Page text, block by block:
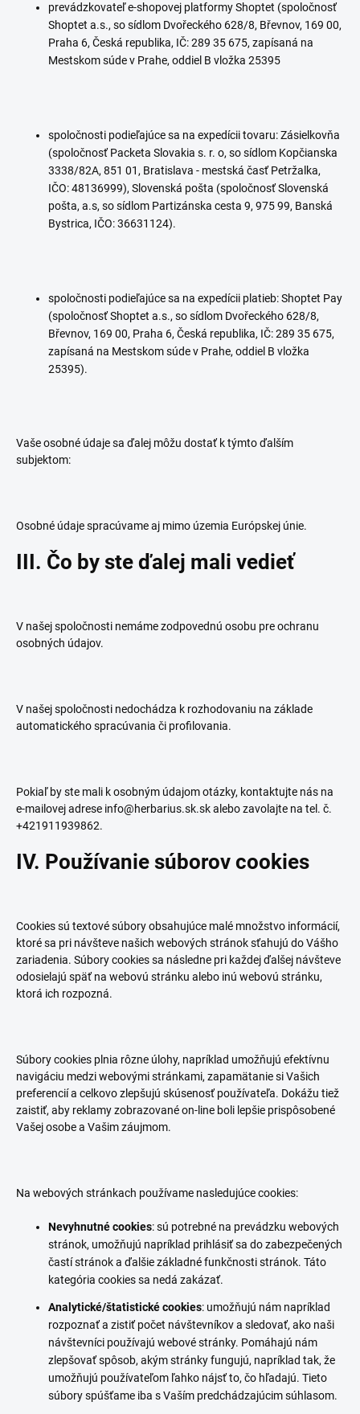
prevádzkovateľ e-shopovej platformy Shoptet (spoločnosť
Shoptet a.s., so sídlom Dvořeckého 628/8, Břevnov, 169 00,
Praha 6, Česká republika, IČ: 289 35 675, zapísaná na
Mestskom súde v Prahe, oddiel B vložka 25395
spoločnosti podieľajúce sa na expedícii tovaru:Zásielkovňa
(spoločnosť Packeta Slovakia s. r. o, so sídlom Kopčianska
3338/82A, 851 01, Bratislava - mestská časť Petržalka,
IČO: 48136999), Slovenská pošta (spoločnosť Slovenská
pošta, a.s, so sídlom Partizánska cesta 9, 975 99, Banská
Bystrica, IČO: 36631124).
spoločnosti podieľajúce sa na expedícii platieb: Shoptet Pay
(spoločnosť Shoptet a.s., so sídlom Dvořeckého 628/8,
Břevnov, 169 00, Praha 6, Česká republika, IČ: 289 35 675,
zapísaná na Mestskom súde v Prahe, oddiel B vložka
25395).
Vaše osobné údaje sa ďalej môžu dostať k týmto ďalším
subjektom:
Osobné údaje spracúvame aj mimo územia Európskej únie.
III. Čo by ste ďalej mali vedieť
V našej spoločnosti nemáme zodpovednú osobu pre ochranu
osobných údajov.
V našej spoločnosti nedochádza k rozhodovaniu na základe
automatického spracúvania či profilovania.
Pokiaľ by ste mali k osobným údajom otázky, kontaktujte nás na
e-mailovej adrese info@herbarius.sk.sk alebo zavolajte na tel. č.
+421911939862.
IV. Používanie súborov cookies
Cookies sú textové súbory obsahujúce malé množstvo informácií,
ktoré sa pri návšteve našich webových stránok sťahujú do Vášho
zariadenia. Súbory cookies sa následne pri každej ďalšej návšteve
odosielajú späť na webovú stránku alebo inú webovú stránku,
ktorá ich rozpozná.
Súbory cookies plnia rôzne úlohy, napríklad umožňujú efektívnu
navigáciu medzi webovými stránkami, zapamätanie si Vašich
preferencií a celkovo zlepšujú skúsenosť používateľa. Dokážu tiež
zaistiť, aby reklamy zobrazované on-line boli lepšie prispôsobené
Vašej osobe a Vašim záujmom.
Na webových stránkach používame nasledujúce cookies:
Nevyhnutné cookies: sú potrebné na prevádzku webových
stránok, umožňujú napríklad prihlásiť sa do zabezpečených
častí stránok a ďalšie základné funkčnosti stránok. Táto
kategória cookies sa nedá zakázať.
Analytické/štatistické cookies: umožňujú nám napríklad
rozpoznať a zistiť počet návštevníkov a sledovať, ako naši
návštevníci používajú webové stránky. Pomáhajú nám
zlepšovať spôsob, akým stránky fungujú, napríklad tak, že
umožňujú používateľom ľahko nájsť to, čo hľadajú. Tieto
súbory spúšťame iba s Vaším predchádzajúcim súhlasom.